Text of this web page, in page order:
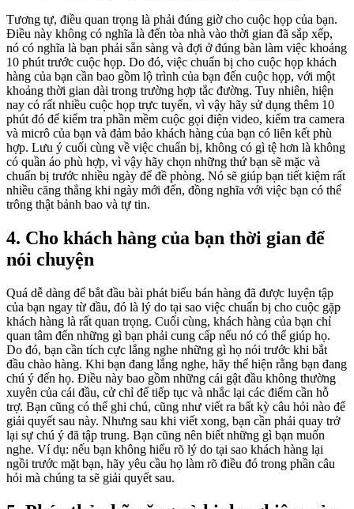
Tương tự, điều quan trọng là phải đúng giờ cho cuộc họp của bạn.
Điều này không có nghĩa là đến tòa nhà vào thời gian đã sắp xếp,
nó có nghĩa là bạn phải sẵn sàng và đợi ở đúng bàn làm việc khoảng
10 phút trước cuộc họp. Do đó, việc chuẩn bị cho cuộc họp khách
hàng của bạn cần bao gồm lộ trình của bạn đến cuộc họp, với một
khoảng thời gian dài trong trường hợp tắc đường. Tuy nhiên, hiện
nay có rất nhiều cuộc họp trực tuyến, vì vậy hãy sử dụng thêm 10
phút đó để kiểm tra phần mềm cuộc gọi điện video, kiểm tra camera
và micrô của bạn và đảm bảo khách hàng của bạn có liên kết phù
hợp. Lưu ý cuối cùng về việc chuẩn bị, không có gì tệ hơn là không
có quần áo phù hợp, vì vậy hãy chọn những thứ bạn sẽ mặc và
chuẩn bị trước nhiều ngày để đề phòng. Nó sẽ giúp bạn tiết kiệm rất
nhiều căng thẳng khi ngày mới đến, đồng nghĩa với việc bạn có thể
trông thật bảnh bao và tự tin.
4. Cho khách hàng của bạn thời gian để
nói chuyện
Quá dễ dàng để bắt đầu bài phát biểu bán hàng đã được luyện tập
của bạn ngay từ đầu, đó là lý do tại sao việc chuẩn bị cho cuộc gặp
khách hàng là rất quan trọng. Cuối cùng, khách hàng của bạn chỉ
quan tâm đến những gì bạn phải cung cấp nếu nó có thể giúp họ.
Do đó, bạn cần tích cực lắng nghe những gì họ nói trước khi bắt
đầu chào hàng. Khi bạn đang lắng nghe, hãy thể hiện rằng bạn đang
chú ý đến họ. Điều này bao gồm những cái gật đầu không thường
xuyên của cái đầu, cử chỉ để tiếp tục và nhắc lại các điểm cần hỗ
trợ. Bạn cũng có thể ghi chú, cũng như viết ra bất kỳ câu hỏi nào để
giải quyết sau này. Nhưng sau khi viết xong, bạn cần phải quay trở
lại sự chú ý đã tập trung. Bạn cũng nên biết những gì bạn muốn
nghe. Ví dụ: nếu bạn không hiểu rõ lý do tại sao khách hàng lại
ngồi trước mặt bạn, hãy yêu cầu họ làm rõ điều đó trong phần câu
hỏi mà chúng ta sẽ giải quyết sau.